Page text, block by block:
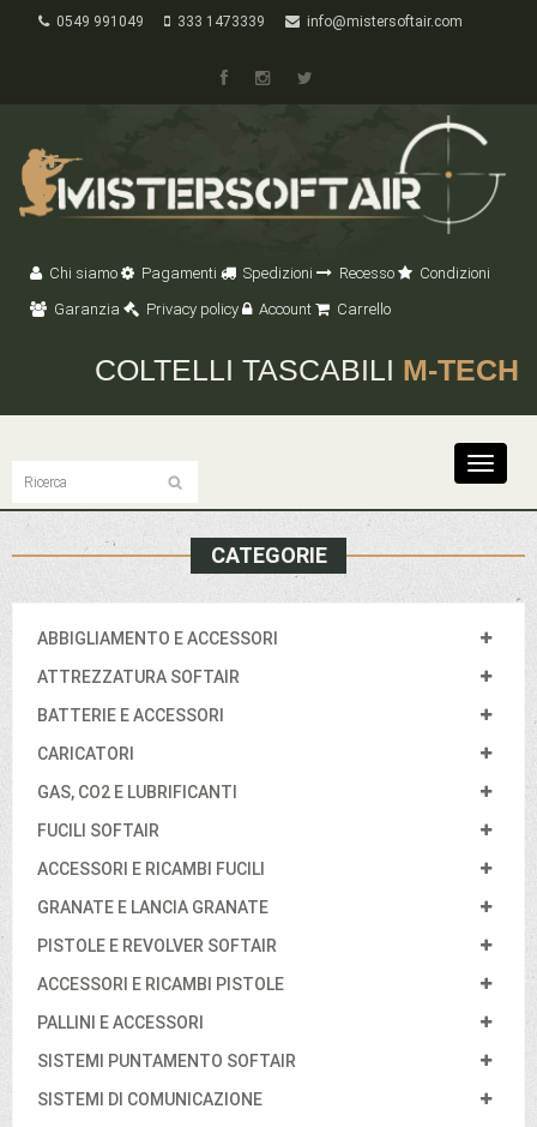
0549 991049 333 1473339 info@mistersoftair.com
Chi siamo Pagamenti Spedizioni Recesso
Condizioni
Garanzia
Privacy policy Account Carrello
COLTELLI TASCABILI M-TECH
Toggle
CATEGORIE
ABBIGLIAMENTO E ACCESSORI
ATTREZZATURA SOFTAIR
BATTERIE E ACCESSORI
CARICATORI
GAS, CO2 E LUBRIFICANTI
FUCILI SOFTAIR
ACCESSORI E RICAMBI FUCILI
GRANATE E LANCIA GRANATE
PISTOLE E REVOLVER SOFTAIR
ACCESSORI E RICAMBI PISTOLE
PALLINI E ACCESSORI
SISTEMI PUNTAMENTO SOFTAIR
SISTEMI DI COMUNICAZIONE